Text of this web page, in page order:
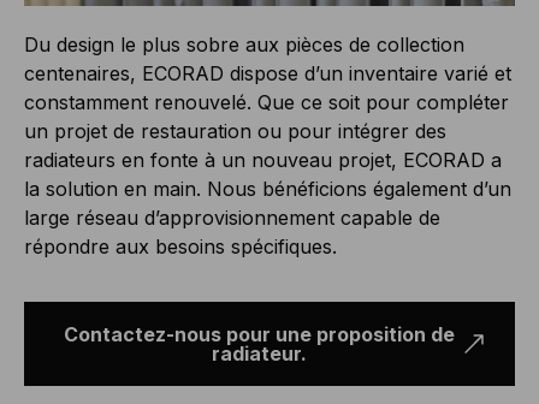
Du design le plus sobre aux pièces de collection
centenaires, ECORAD dispose d’un inventaire varié et
constamment renouvelé. Que ce soit pour compléter
un projet de restauration ou pour intégrer des
radiateurs en fonte à un nouveau projet, ECORAD a
la solution en main. Nous bénéficions également d’un
large réseau d’approvisionnement capable de
répondre aux besoins spécifiques.
Contactez-nous pour une proposition de
radiateur.